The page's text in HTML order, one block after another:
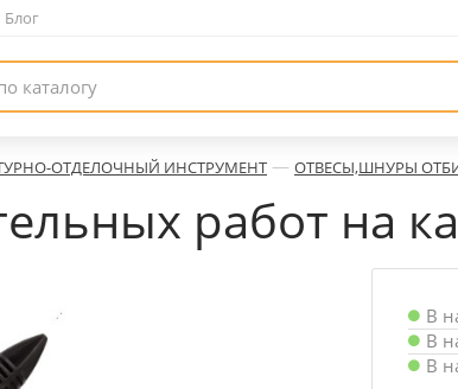
Блог
ОТДЕЛОЧНЫЙ ИНСТРУМЕНТ — ОТВЕСЫ,ШНУРЫ
работ на
В
В
В